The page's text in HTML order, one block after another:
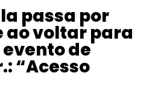
passa por
ao voltar para
de
“Acesso